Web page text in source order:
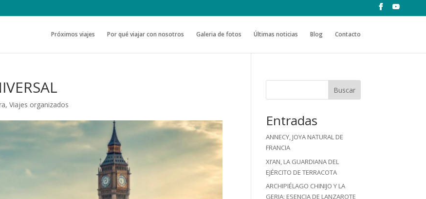
Próximos viajes Por qué viajar con nosotros Galeria de fotos Últimas noticias Blog Contacto
,Viajes organizados
Buscar
Entradas
ANNECY, JOYA NATURAL DE
FRANCIA
XI’AN, LA GUARDIANA DEL
EJÉRCITO DE TERRACOTA
ARCHIPIÉLAGO CHINIJO Y LA
GERIA: ESENCIA DE LANZAROTE